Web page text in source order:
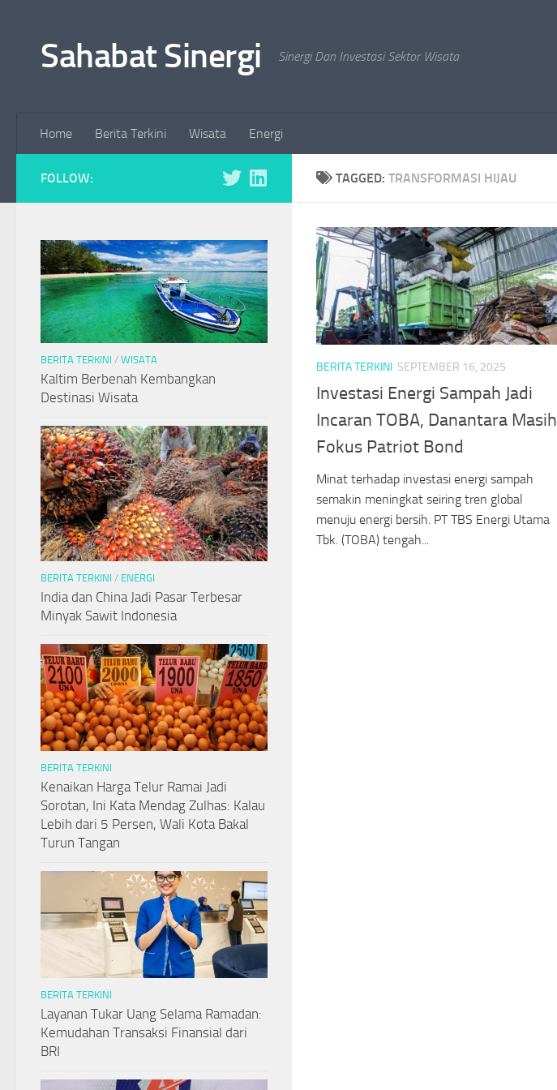
Sahabat Sinergi Sinergi Dan Investasi Sektor Wisata
Home Berita Terkini Wisata Energi
TAGGED: TRANSFORMASI HIJAU
BERITA TERKINI SEPTEMBER 16, 2025
Investasi Energi Sampah Jadi
Incaran TOBA, Danantara Masih
Fokus Patriot Bond
Minat terhadap investasi energi sampah
semakin meningkat seiring tren global
menuju energi bersih. PT TBS Energi Utama
Tbk. (TOBA) tengah...
FOLLOW:
BERITA TERKINI / WISATA
Kaltim Berbenah Kembangkan
Destinasi Wisata
BERITA TERKINI / ENERGI
India dan China Jadi Pasar Terbesar
Minyak Sawit Indonesia
BERITA TERKINI
Kenaikan Harga Telur Ramai Jadi
Sorotan, Ini Kata Mendag Zulhas: Kalau
Lebih dari 5 Persen, Wali Kota Bakal
Turun Tangan
BERITA TERKINI
Layanan Tukar Uang Selama Ramadan:
Kemudahan Transaksi Finansial dari
BRI